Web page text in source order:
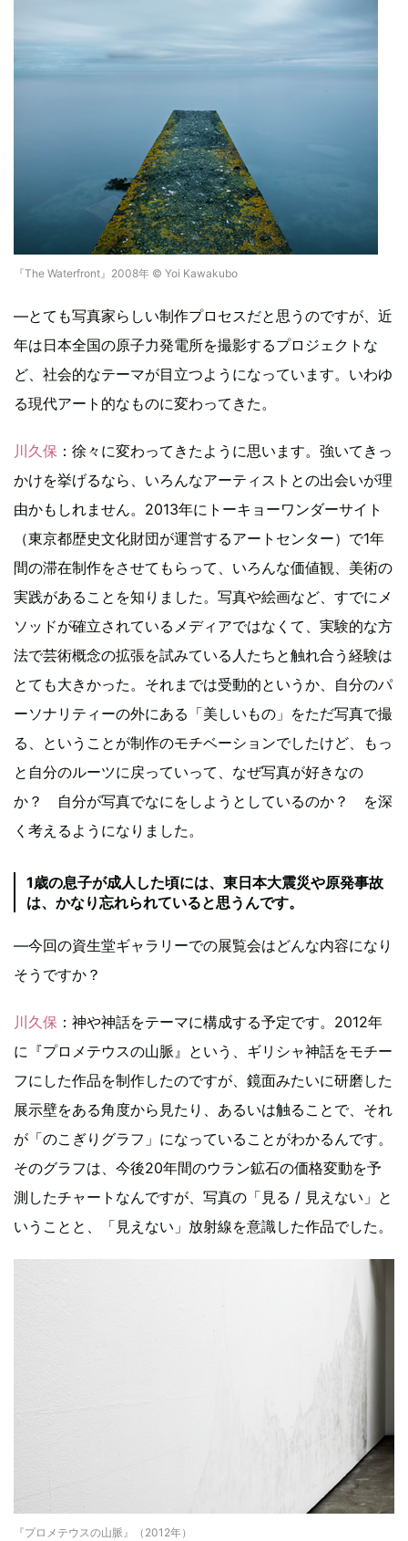
『The Waterfront』2008年 © Yoi Kawakubo
―とても写真家らしい制作プロセスだと思うのですが、近
年は日本全国の原子力発電所を撮影するプロジェクトな
ど、社会的なテーマが目立つようになっています。いわゆ
る現代アート的なものに変わってきた。
川久保 ：徐々に変わってきたように思います。強いてきっ
かけを挙げるなら、いろんなアーティストとの出会いが理
由かもしれません。2013年にトーキョーワンダーサイト
（東京都歴史文化財団が運営するアートセンター）で1年
間の滞在制作をさせてもらって、いろんな価値観、美術の
実践があることを知りました。写真や絵画など、すでにメ
ソッドが確立されているメディアではなくて、実験的な方
法で芸術概念の拡張を試みている人たちと触れ合う経験は
とても大きかった。それまでは受動的というか、自分のパ
ーソナリティーの外にある「美しいもの」をただ写真で撮
る、ということが制作のモチベーションでしたけど、もっ
と自分のルーツに戻っていって、なぜ写真が好きなの
か？ 自分が写真でなにをしようとしているのか？ を深
く考えるようになりました。
1歳の息子が成人した頃には、東日本大震災や原発事故
は、かなり忘れられていると思うんです。
―今回の資生堂ギャラリーでの展覧会はどんな内容になり
そうですか？
川久保 ：神や神話をテーマに構成する予定です。2012年
に『プロメテウスの山脈』という、ギリシャ神話をモチー
フにした作品を制作したのですが、鏡面みたいに研磨した
展示壁をある角度から見たり、あるいは触ることで、それ
が「のこぎりグラフ」になっていることがわかるんです。
そのグラフは、今後20年間のウラン鉱石の価格変動を予
測したチャートなんですが、写真の「見る / 見えない」と
いうことと、「見えない」放射線を意識した作品でした。
『プロメテウスの山脈』（2012年）